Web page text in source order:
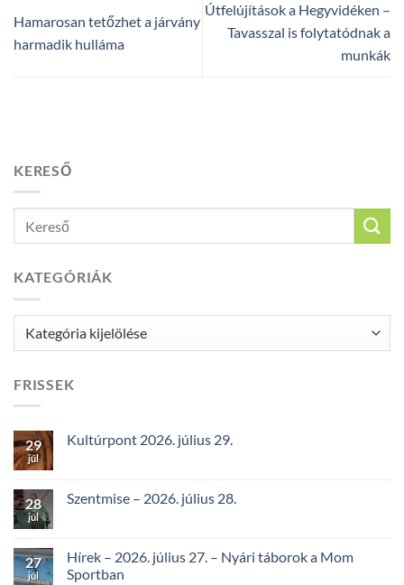
Hamarosan tetőzhet a járvány
harmadik hulláma
Útfelújítások a Hegyvidéken –
Tavasszal is folytatódnak a
munkák
KERESŐ
KATEGÓRIÁK
Kategóriák
FRISSEK
29
júl
Kultúrpont 2026. július 29.
28
júl
Szentmise – 2026. július 28.
27
júl
Hírek – 2026. július 27. – Nyári táborok a Mom
Sportban